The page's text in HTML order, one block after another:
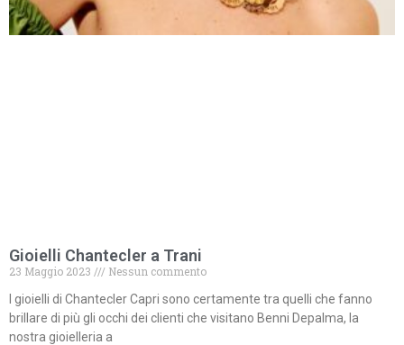
Gioielli Chantecler a Trani
23 Maggio 2023
Nessun commento
I gioielli di Chantecler Capri sono certamente tra quelli che fanno
brillare di più gli occhi dei clienti che visitano Benni Depalma, la
nostra gioielleria a